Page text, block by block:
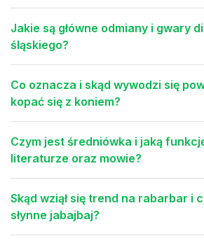
Jakie są główne odmiany i gwary
śląskiego?
Co oznacza i skąd wywodzi się
kopać się z koniem?
Czym jest średniówka i jaką
literaturze oraz mowie?
Skąd wziął się trend na rabarbar i
słynne jabajbaj?